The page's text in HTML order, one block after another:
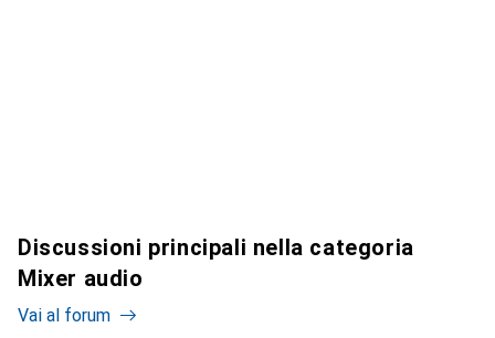
Discussioni principali nella categoria
Mixer audio
Vai al forum